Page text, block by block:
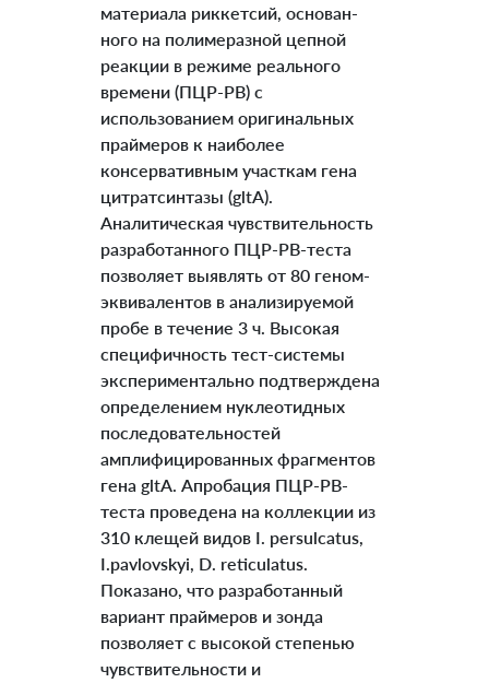
материала риккетсий, основан-
ного на полимеразной цепной
реакции в режиме реального
времени (ПЦР-РВ) с
использованием оригинальных
праймеров к наиболее
консервативным участкам гена
цитратсинтазы (gltA).
Аналитическая чувствительность
разработанного ПЦР-РВ-теста
позволяет выявлять от 80 геном-
эквивалентов в анализируемой
пробе в течение 3 ч. Высокая
специфичность тест-системы
экспериментально подтверждена
определением нуклеотидных
последовательностей
амплифицированных фрагментов
гена gltA. Апробация ПЦР-РВ-
теста проведена на коллекции из
310 клещей видов I. persulcatus,
I.pavlovskyi, D. reticulatus.
Показано, что разработанный
вариант праймеров и зонда
позволяет с высокой степенью
чувствительности и